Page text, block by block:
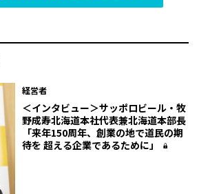
経営者
＜インタビュー＞サッポロビール・牧
野成寿北海道本社代表兼北海道本部長
「来年150周年、創業の地で道民の期
待を 超える企業であるために」